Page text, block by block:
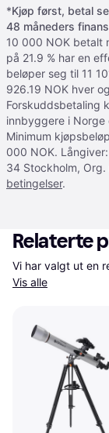
*Kjøp først, betal
48 måneders
10 000 NOK betalt
på 21.9 % har en
beløper seg til 11
926.19 NOK hver
Forskuddsbetaling
innbyggere i Norge
Minimum
000 NOK.
34 Stockholm,
betingelser.
Relaterte
Vis alle